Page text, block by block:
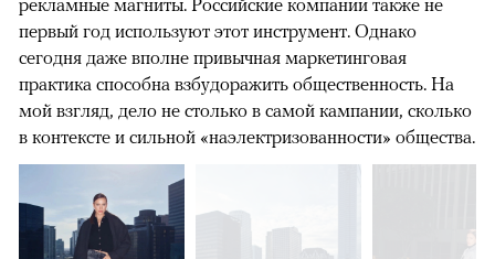
первый год используют этот инструмент. Однако
сегодня даже вполне привычная маркетинговая
практика способна взбудоражить общественность. На
мой взгляд, дело не столько в самой кампании, сколько
в контексте и сильной «наэлектризованности» общества.